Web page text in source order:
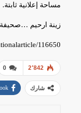
مساحة إعلانية ثابتة.
زينة ارحيم …صحيفة
116650
0 2٬842
شارك